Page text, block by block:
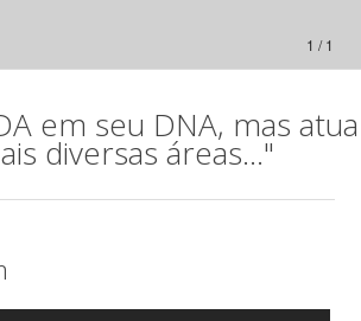
1 / 1
em seu DNA, mas atua
diversas áreas..."